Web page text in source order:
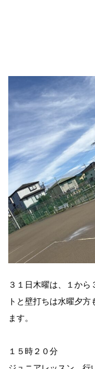
３１日木曜は、１か
トと壁打ちは水曜夕
ます。
１５時２０分